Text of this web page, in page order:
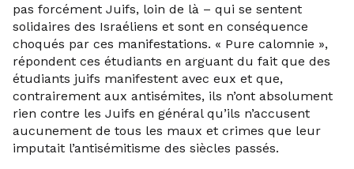
pas forcément Juifs, loin de là – qui se sentent
solidaires des Israéliens et sont en conséquence
choqués par ces manifestations. « Pure calomnie »,
répondent ces étudiants en arguant du fait que des
étudiants juifs manifestent avec eux et que,
contrairement aux antisémites, ils n’ont absolument
rien contre les Juifs en général qu’ils n’accusent
aucunement de tous les maux et crimes que leur
imputait l’antisémitisme des siècles passés.